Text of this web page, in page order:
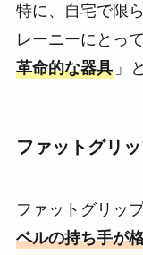
特に、自宅で限
レーニーにとっ
革命的な器具」
ファットグリ
ファットグリッ
ベルの持ち手が